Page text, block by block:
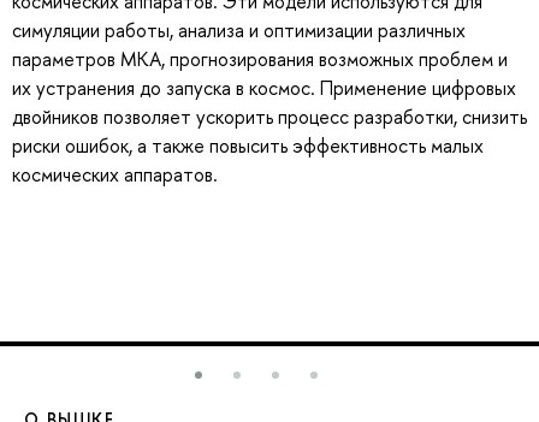
симуляции работы, анализа и оптимизации различных
параметров МКА, прогнозирования возможных проблем и
их устранения до запуска в космос. Применение цифровых
двойников позволяет ускорить процесс разработки, снизить
риски ошибок, а также повысить эффективность малых
космических аппаратов.